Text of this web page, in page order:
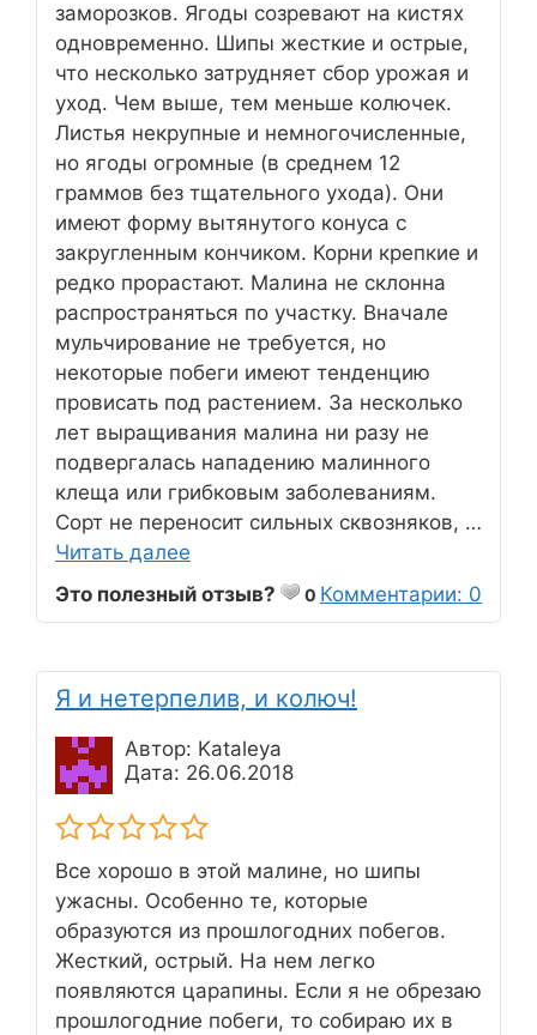
заморозков. Ягоды созревают на кистях
одновременно. Шипы жесткие и острые,
что несколько затрудняет сбор урожая и
уход. Чем выше, тем меньше колючек.
Листья некрупные и немногочисленные,
но ягоды огромные (в среднем 12
граммов без тщательного ухода). Они
имеют форму вытянутого конуса с
закругленным кончиком. Корни крепкие и
редко прорастают. Малина не склонна
распространяться по участку. Вначале
мульчирование не требуется, но
некоторые побеги имеют тенденцию
провисать под растением. За несколько
лет выращивания малина ни разу не
подвергалась нападению малинного
клеща или грибковым заболеваниям.
Сорт не переносит сильных сквозняков, …
Читать далее
Это полезный отзыв?
0 Комментарии: 0
Я и нетерпелив, и колюч!
Автор: Kataleya
Дата: 26.06.2018
Все хорошо в этой малине, но шипы
ужасны. Особенно те, которые
образуются из прошлогодних побегов.
Жесткий, острый. На нем легко
появляются царапины. Если я не обрезаю
прошлогодние побеги, то собираю их в